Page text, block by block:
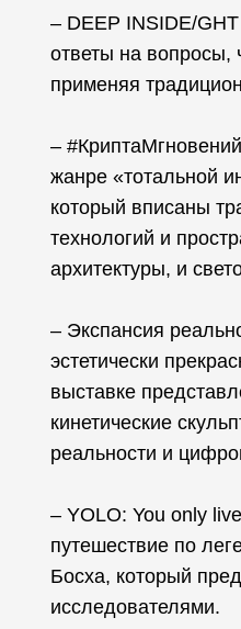
– DEEP INSIDE/
ответы на
применяя
–
жанре «тотальной
который вписаны
технологий и
архитектуры, и
– Экспансия
эстетически
выставке
кинетические
реальности и
– YOLO: You only
путешествие по
Босха, который
исследователями.